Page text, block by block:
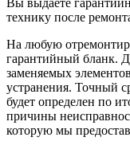
технику после
На любую
гарантийный бланк.
заменяемых
устранения. Точный
будет определен по
причины
которую мы